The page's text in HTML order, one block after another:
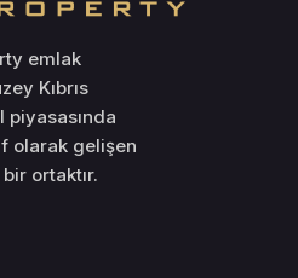
emlak
Kıbrıs
olarak gelişen
ortaktır.